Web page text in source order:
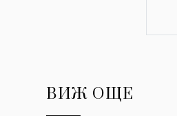
ВИЖ ОЩЕ